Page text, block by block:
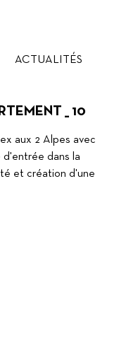
ACTUALITÉS
_ 10
aux 2 Alpes avec
dans la
et création d'une